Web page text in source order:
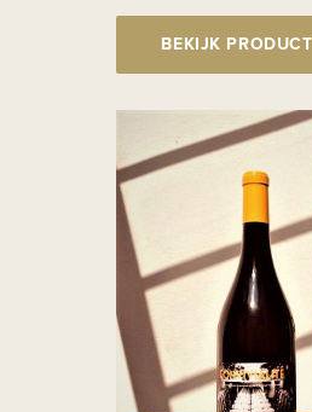
BEKIJK PRODUCT